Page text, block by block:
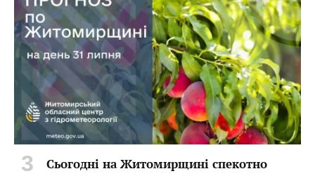
Сьогодні на Житомирщині спекотно